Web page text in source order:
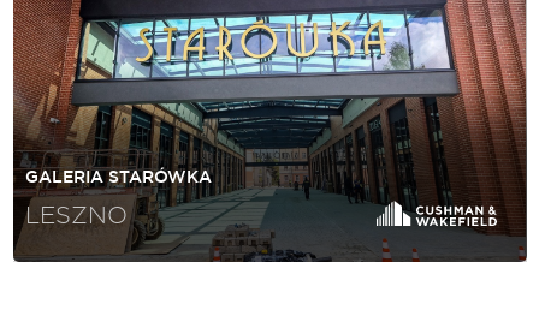
GALERIA STARÓWKA
LESZNO